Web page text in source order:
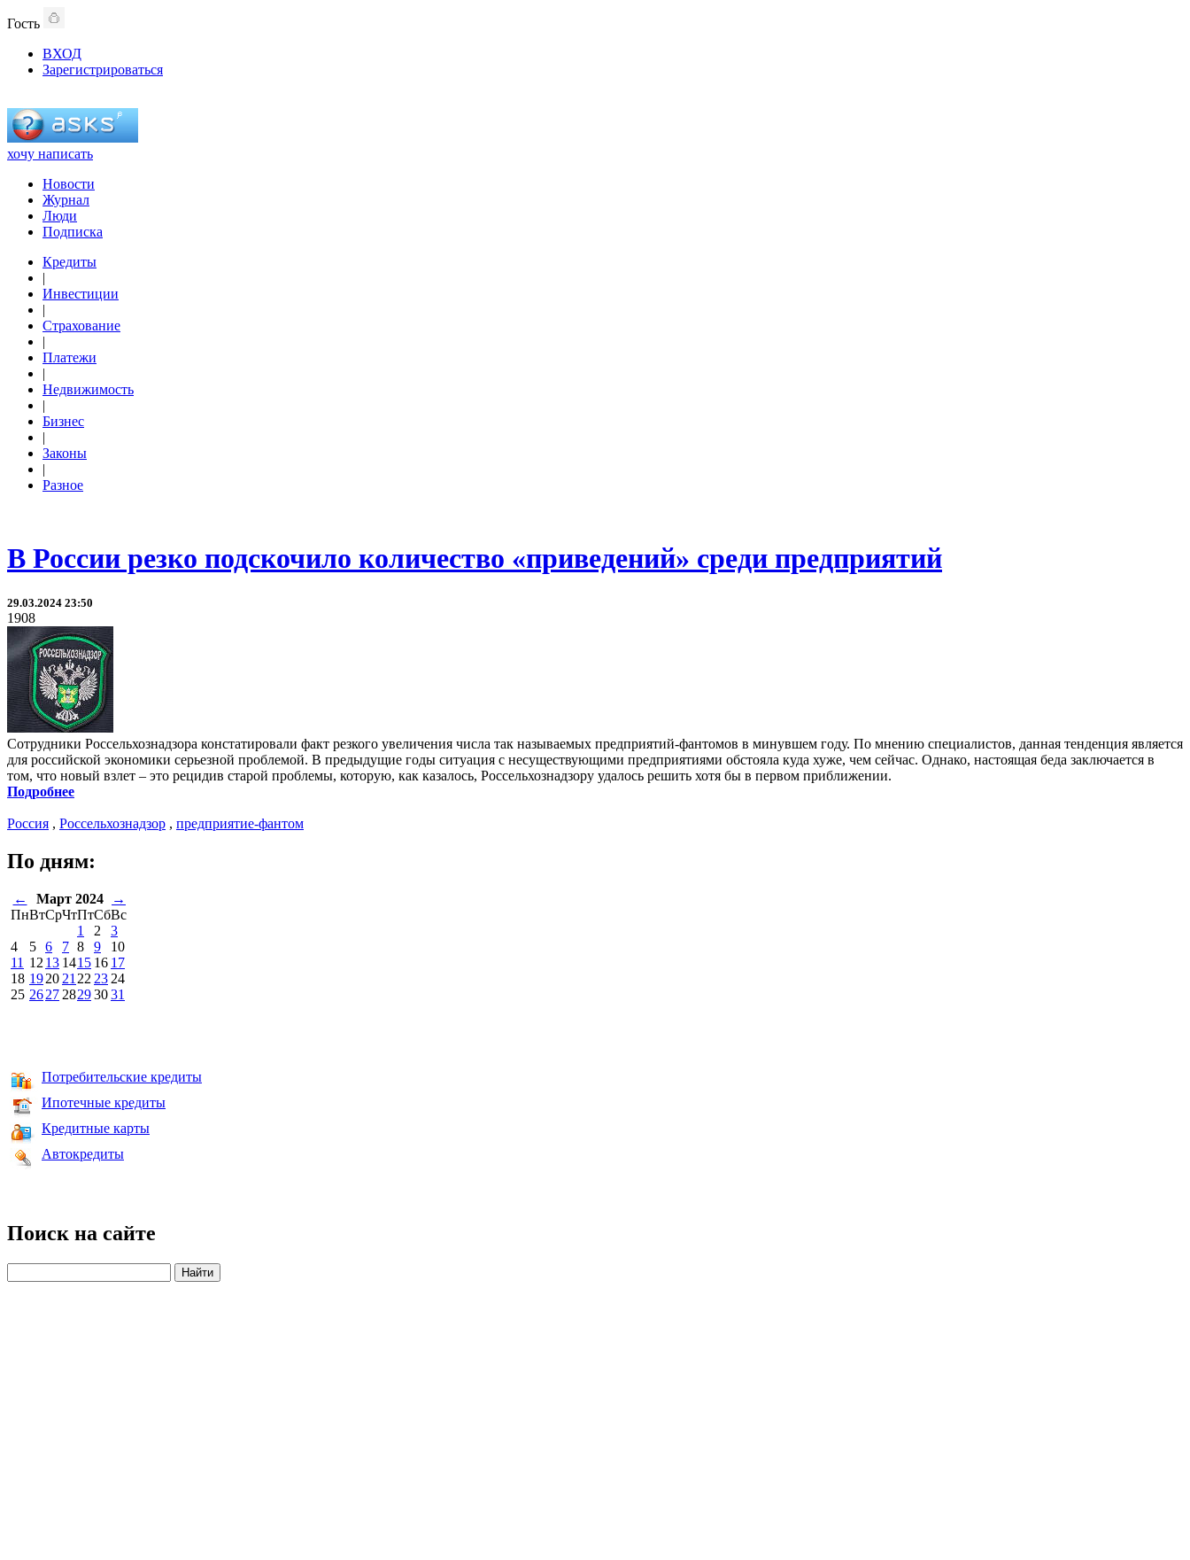
Гость
ВХОД
Зарегистрироваться
хочу написать
Новости
Журнал
Люди
Подписка
Кредиты
|
Инвестиции
|
Страхование
|
Платежи
|
Недвижимость
|
Бизнес
|
Законы
|
Разное
В России резко подскочило количество «приведений» среди предприятий
29.03.2024 23:50
1908
Сотрудники Россельхознадзора констатировали факт резкого увеличения числа так называемых предприятий-фантомов в минувшем году. По мнению специалистов, данная тенденция является
для российской экономики серьезной проблемой. В предыдущие годы ситуация с несуществующими предприятиями обстояла куда хуже, чем сейчас. Однако, настоящая беда заключается в
том, что новый взлет – это рецидив старой проблемы, которую, как казалось, Россельхознадзору удалось решить хотя бы в первом приближении.
Подробнее
Россия , Россельхознадзор , предприятие-фантом
По дням:
← Март 2024
→
ПнВтСрЧтПтСбВс
1
2
3
4
5 6 7 8 9
10
11 12 13 1415 16 17
18 1920 21 22 23 24
25 2627 28293031
Потребительские кредиты
Ипотечные кредиты
Кредитные карты
Автокредиты
Поиск на сайте